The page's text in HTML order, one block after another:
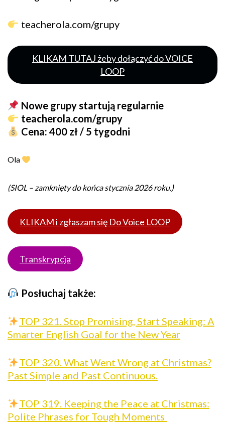
teacherola.com/grupy
KLIKAM TUTAJ żeby dołączyć do VOICE
LOOP
Nowe grupy startują regularnie
teacherola.com/grupy
Cena: 400 zł / 5 tygodni
Ola
(SIOL – zamknięty do końca stycznia 2026 roku.)
KLIKAM i zgłaszam się Do Voice LOOP
Transkrypcja
Posłuchaj także:
TOP 321. Stop Promising, Start Speaking: A
Smarter English Goal for the New Year
TOP 320. What Went Wrong at Christmas?
Past Simple and Past Continuous.
TOP 319. Keeping the Peace at Christmas:
Polite Phrases for Tough Moments